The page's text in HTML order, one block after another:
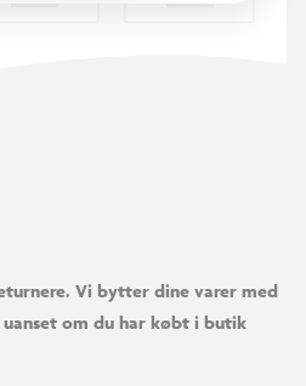
Vi bytter dine varer med
om du har købt i butik